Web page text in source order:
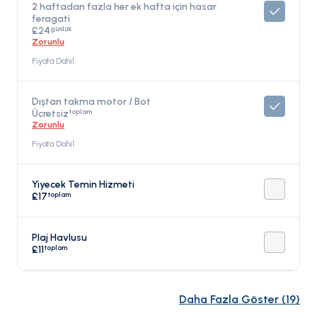
2 haftadan fazla her ek hafta için hasar
feragati
£24günlük
Zorunlu
Fiyata Dahil
Dıştan takma motor / Bot
Ücretsiztoplam
Zorunlu
Fiyata Dahil
Yiyecek Temin Hizmeti
£17toplam
Plaj Havlusu
£11toplam
Daha Fazla Göster (19)